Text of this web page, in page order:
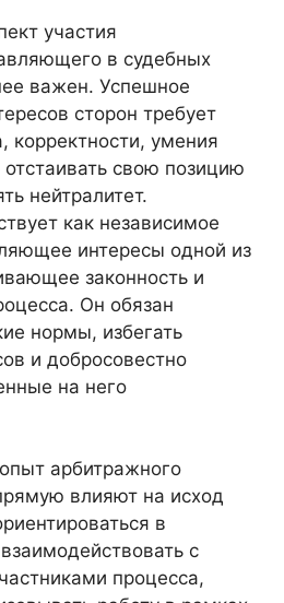
участия
в судебных
важен. Успешное
сторон требует
корректности, умения
свою позицию
нейтралитет.
как независимое
интересы одной из
законность и
Он обязан
нормы, избегать
и добросовестно
на него
арбитражного
влияют на исход
в
с
процесса,